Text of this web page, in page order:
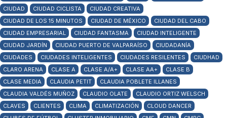
CIUDAD
CIUDAD CICLISTA
CIUDAD CREATIVA
CIUDAD DE LOS 15 MINUTOS
CIUDAD DE MÉXICO
CIUDAD DEL CABO
CIUDAD EMPRESARIAL
CIUDAD FANTASMA
CIUDAD INTELIGENTE
CIUDAD JARDÍN
CIUDAD PUERTO DE VALPARAÍSO
CIUDADANÍA
CIUDADES
CIUDADES INTELIGENTES CIUDADES RESILENTES
CIUDHAD
CLARO ARENA
CLASE A CLASE A/A+ CLASE AA+
CLASE B
CLASE MEDIA
CLAUDIA PETIT
CLAUDIA POBLETE ILLANES
CLAUDIA VALDÉS MUÑOZ
CLAUDIO OLATE
CLAUDIO ORTIZ WELSCH
CLAVES
CLIENTES CLIMA CLIMATIZACIÓN
CLOUD DANCER